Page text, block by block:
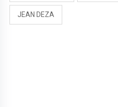
JEAN DEZA